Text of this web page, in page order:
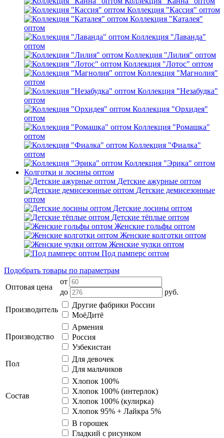
Коллекция "Кассия" оптом
Коллекция "Каталея"
оптом
Коллекция "Лаванда"
оптом
Коллекция "Лилия" оптом
Коллекция "Лотос" оптом
Коллекция "Магнолия"
оптом
Коллекция "Незабудка"
оптом
Коллекция "Орхидея"
оптом
Коллекция "Ромашка"
оптом
Коллекция "Фиалка"
оптом
Коллекция "Эрика" оптом
Колготки и лосины оптом
Детские ажурные оптом
Детские демисезонные
оптом
Детские лосины оптом
Детские тёплые оптом
Женские гольфы оптом
Женские колготки оптом
Женские чулки оптом
Под памперс оптом
Подобрать товары по параметрам
Оптовая цена
от
до
руб.
Производитель
Другие фабрики России
МоёДитё
Производство
Армения
Россия
Узбекистан
Пол
Для девочек
Для мальчиков
Состав
Хлопок 100%
Хлопок 100% (интерлок)
Хлопок 100% (кулирка)
Хлопок 95% + Лайкра 5%
В горошек
Гладкий с рисунком